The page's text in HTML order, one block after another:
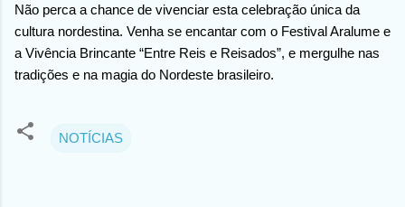
Não perca a chance de vivenciar esta celebração única da
cultura nordestina. Venha se encantar com o Festival Aralume e
a Vivência Brincante “Entre Reis e Reisados”, e mergulhe nas
tradições e na magia do Nordeste brasileiro.
NOTÍCIAS